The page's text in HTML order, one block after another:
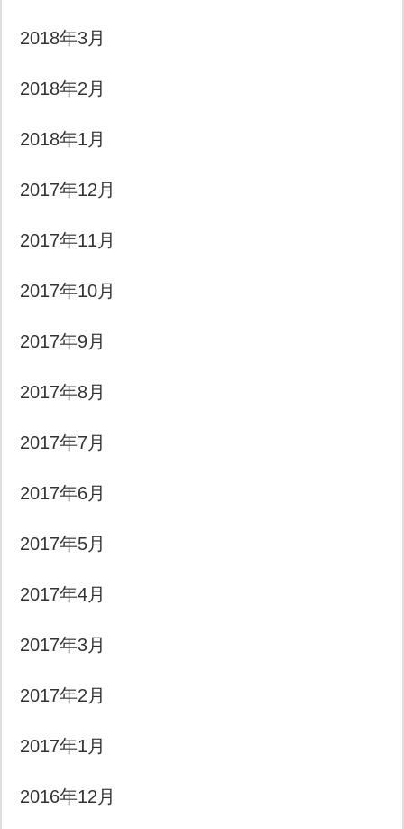
2018年3月
2018年2月
2018年1月
2017年12月
2017年11月
2017年10月
2017年9月
2017年8月
2017年7月
2017年6月
2017年5月
2017年4月
2017年3月
2017年2月
2017年1月
2016年12月